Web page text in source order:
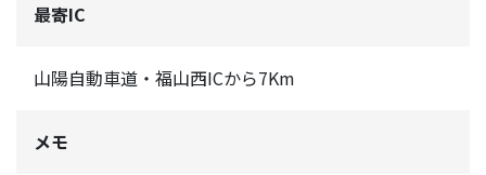
最寄IC
山陽自動車道・福山西ICから7Km
メモ